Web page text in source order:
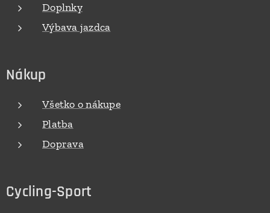
Doplnky
Výbava jazdca
Nákup
Všetko o nákupe
Platba
Doprava
Cycling-Sport